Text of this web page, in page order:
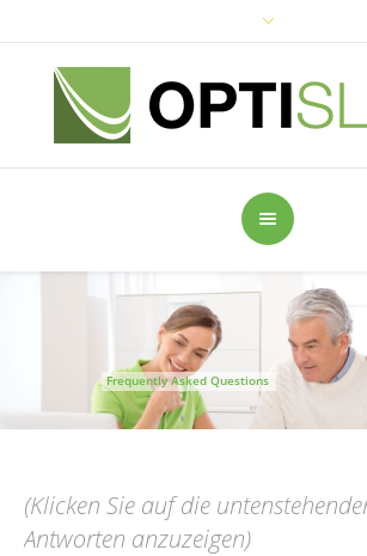
Frequently Asked Questions
(Klicken Sie auf die
Antworten anzuzeigen)